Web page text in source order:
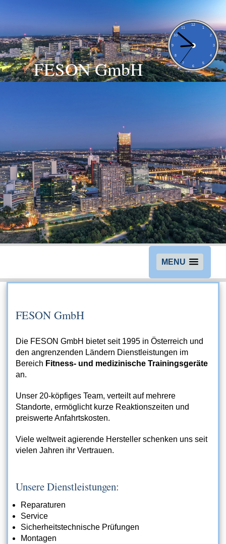
FESON GmbH
MENU
FESON GmbH
Die FESON GmbH bietet seit 1995 in Österreich und
den angrenzenden Ländern Dienstleistungen im
Bereich Fitness- und medizinische Trainingsgeräte
an.
Unser 20-köpfiges Team, verteilt auf mehrere
Standorte, ermöglicht kurze Reaktionszeiten und
preiswerte Anfahrtskosten.
Viele weltweit agierende Hersteller schenken uns seit
vielen Jahren ihr Vertrauen.
Unsere Dienstleistungen:
Reparaturen
Service
Sicherheitstechnische Prüfungen
Montagen